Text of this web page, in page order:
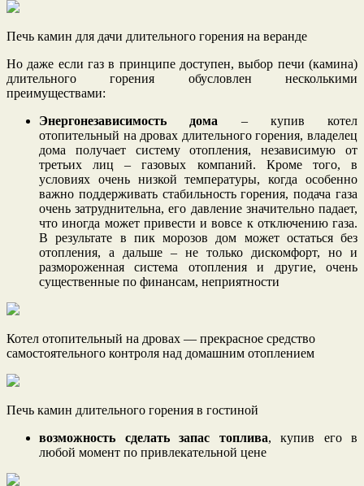
Печь камин для дачи длительного горения на веранде
Но даже если газ в принципе доступен, выбор печи (камина)
длительного горения обусловлен несколькими
преимуществами:
Энергонезависимость дома – купив котел
отопительный на дровах длительного горения, владелец
дома получает систему отопления, независимую от
третьих лиц – газовых компаний. Кроме того, в
условиях очень низкой температуры, когда особенно
важно поддерживать стабильность горения, подача газа
очень затруднительна, его давление значительно падает,
что иногда может привести и вовсе к отключению газа.
В результате в пик морозов дом может остаться без
отопления, а дальше – не только дискомфорт, но и
размороженная система отопления и другие, очень
существенные по финансам, неприятности
Котел отопительный на дровах — прекрасное средство
самостоятельного контроля над домашним отоплением
Печь камин длительного горения в гостиной
возможность сделать запас топлива, купив его в
любой момент по привлекательной цене